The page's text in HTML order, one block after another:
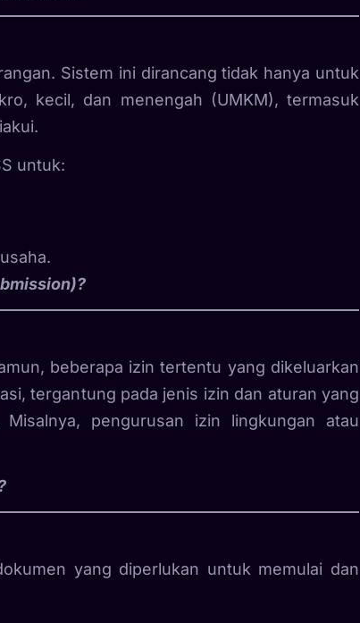
Sistem ini dirancang tidak hanya untuk
kecil, dan menengah (UMKM), termasuk
untuk:
beberapa izin tertentu yang dikeluarkan
tergantung pada jenis izin dan aturan yang
pengurusan izin lingkungan atau
yang diperlukan untuk memulai dan